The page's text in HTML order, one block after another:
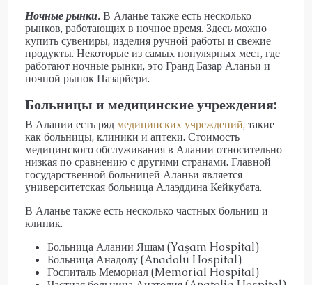
Ночные рынки.В Аланье также есть несколько
рынков, работающих в ночное время. Здесь можно
купить сувениры, изделия ручной работы и свежие
продукты. Некоторые из самых популярных мест, где
работают ночные рынки, это Гранд Базар Аланьи и
ночной рынок Пазарйери.
Больницы и медицинские учреждения:
В Алании есть рядмедицинских учреждений, такие
как больницы, клиники и аптеки. Стоимость
медицинского обслуживания в Алании относительно
низкая по сравнению с другими странами. Главной
государственной больницей Аланьи является
университетская больница Алаэддина Кейкубата.
В Аланье также есть несколько частных больниц и
клиник.
Больница Алании Яшам (Yaşam Hospital)
Больница Анадолу (Anadolu Hospital)
Госпиталь Мемориал (Memorial Hospital)